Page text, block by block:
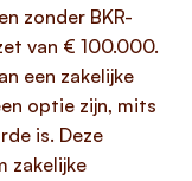
zonder BKR-
van € 100.000.
een zakelijke
optie zijn, mits
is. Deze
zakelijke